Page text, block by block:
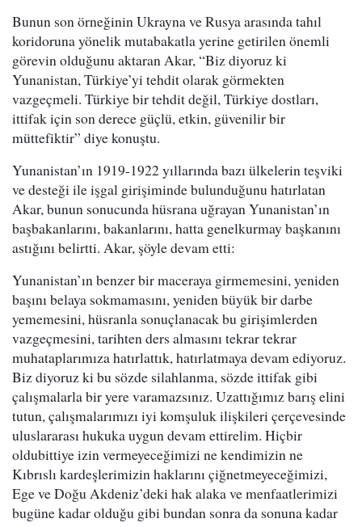
Bunun son örneğinin Ukrayna ve Rusya arasında tahıl
koridoruna yönelik mutabakatla yerine getirilen önemli
görevin olduğunu aktaran Akar, “Biz diyoruz ki
Yunanistan, Türkiye’yi tehdit olarak görmekten
vazgeçmeli. Türkiye bir tehdit değil, Türkiye dostları,
ittifak için son derece güçlü, etkin, güvenilir bir
müttefiktir” diye konuştu.
Yunanistan’ın 1919-1922 yıllarında bazı ülkelerin teşviki
ve desteği ile işgal girişiminde bulunduğunu hatırlatan
Akar, bunun sonucunda hüsrana uğrayan Yunanistan’ın
başbakanlarını, bakanlarını, hatta genelkurmay başkanını
astığını belirtti. Akar, şöyle devam etti:
Yunanistan’ın benzer bir maceraya girmemesini, yeniden
başını belaya sokmamasını, yeniden büyük bir darbe
yememesini, hüsranla sonuçlanacak bu girişimlerden
vazgeçmesini, tarihten ders almasını tekrar tekrar
muhataplarımıza hatırlattık, hatırlatmaya devam ediyoruz.
Biz diyoruz ki bu sözde silahlanma, sözde ittifak gibi
çalışmalarla bir yere varamazsınız. Uzattığımız barış elini
tutun, çalışmalarımızı iyi komşuluk ilişkileri çerçevesinde
uluslararası hukuka uygun devam ettirelim. Hiçbir
oldubittiye izin vermeyeceğimizi ne kendimizin ne
Kıbrıslı kardeşlerimizin haklarını çiğnetmeyeceğimizi,
Ege ve Doğu Akdeniz’deki hak alaka ve menfaatlerimizi
bugüne kadar olduğu gibi bundan sonra da sonuna kadar